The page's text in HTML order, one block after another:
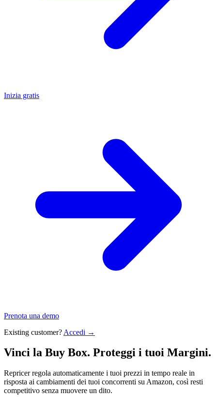
Inizia gratis
Prenota una demo
Existing customer? Accedi →
Vinci la Buy Box. Proteggi i tuoi Margini.
Repricer regola automaticamente i tuoi prezzi in tempo reale in
risposta ai cambiamenti dei tuoi concorrenti su Amazon, così resti
competitivo senza muovere un dito.